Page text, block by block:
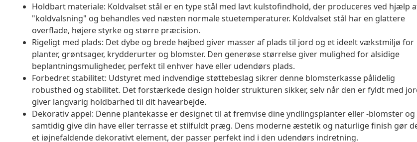
Holdbart materiale: Koldvalset stål er en type stål med lavt kulstofindhold, der produceres ved hjælp
"koldvalsning" og behandles ved næsten normale stuetemperaturer. Koldvalset stål har en glattere
overflade, højere styrke og større præcision.
Rigeligt med plads: Det dybe og brede højbed giver masser af plads til jord og et ideelt vækstmiljø for
planter, grøntsager, krydderurter og blomster. Den generøse størrelse giver mulighed for alsidige
beplantningsmuligheder, perfekt til enhver have eller udendørs plads.
Forbedret stabilitet: Udstyret med indvendige støttebeslag sikrer denne blomsterkasse pålidelig
robusthed og stabilitet. Det forstærkede design holder strukturen sikker, selv når den er fyldt med
giver langvarig holdbarhed til dit havearbejde.
Dekorativ appel: Denne plantekasse er designet til at fremvise dine yndlingsplanter eller -blomster og
samtidig give din have eller terrasse et stilfuldt præg. Dens moderne æstetik og naturlige finish gør
et iøjnefaldende dekorativt element, der passer perfekt ind i den udendørs indretning.